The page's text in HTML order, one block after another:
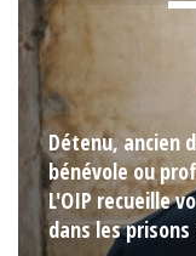
Détenu, ancien
bénévole ou
L'OIP recueille
dans les